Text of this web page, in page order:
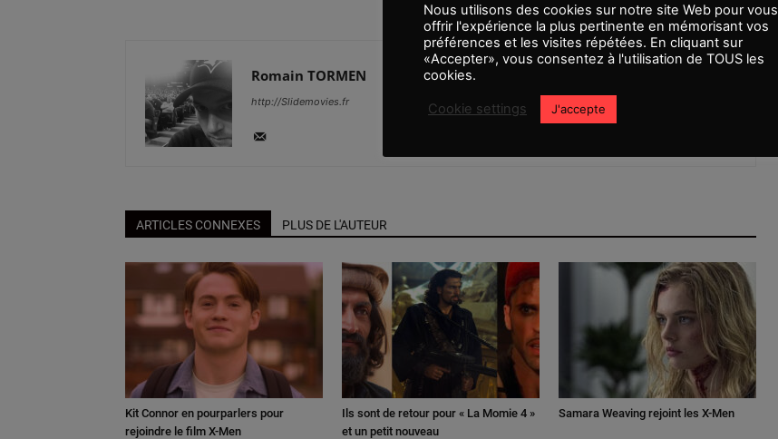
Romain TORMEN
http://Slidemovies.fr
ARTICLES CONNEXES PLUS DE L'AUTEUR
Kit Connor en pourparlers pour
rejoindre le film X-Men
Ils sont de retour pour « La Momie 4 »
et un petit nouveau
Samara Weaving rejoint les X-Men
Nous utilisons des cookies sur notre site Web pour vous
offrir l'expérience la plus pertinente en mémorisant vos
préférences et les visites répétées. En cliquant sur
«Accepter», vous consentez à l'utilisation de TOUS les
cookies.
Cookie settings J'accepte